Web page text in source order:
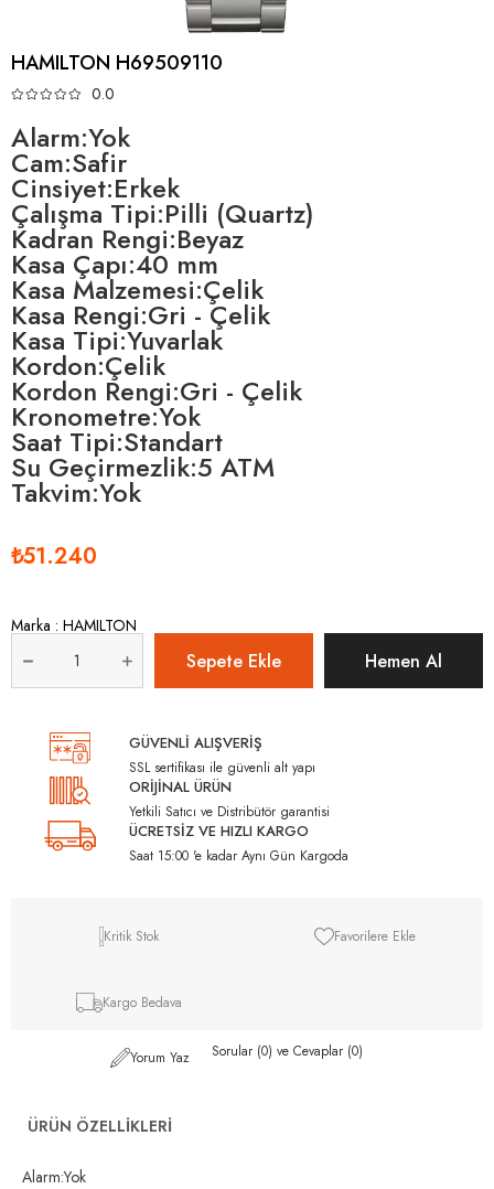
HAMILTON H69509110
0.0
Alarm:Yok
Cam:Safir
Cinsiyet:Erkek
Çalışma Tipi:Pilli (Quartz)
Kadran Rengi:Beyaz
Kasa Çapı:40 mm
Kasa Malzemesi:Çelik
Kasa Rengi:Gri - Çelik
Kasa Tipi:Yuvarlak
Kordon:Çelik
Kordon Rengi:Gri - Çelik
Kronometre:Yok
Saat Tipi:Standart
Su Geçirmezlik:5 ATM
Takvim:Yok
₺51.240
Marka : HAMILTON
GÜVENLİ ALIŞVERİŞ
SSL sertifikası ile güvenli alt yapı
ORİJİNAL ÜRÜN
Yetkili Satıcı ve Distribütör garantisi
ÜCRETSİZ VE HIZLI KARGO
Saat 15:00 'e kadar Aynı Gün Kargoda
Kritik Stok Favorilere Ekle
Kargo Bedava
Yorum Yaz Sorular (0) ve Cevaplar (0)
ÜRÜN ÖZELLIKLERI
Alarm:Yok